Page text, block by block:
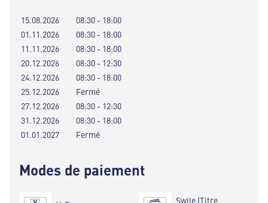
15.08.2026
08:30 - 18:00
01.11.2026
08:30 - 18:00
11.11.2026
08:30 - 18:00
20.12.2026
08:30 - 12:30
24.12.2026
08:30 - 18:00
25.12.2026
Fermé
27.12.2026
08:30 - 12:30
31.12.2026
08:30 - 18:00
01.01.2027
Fermé
Modes de paiement
Swile (Titre